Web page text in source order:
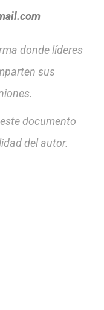
donde líderes
sus
documento
del autor.